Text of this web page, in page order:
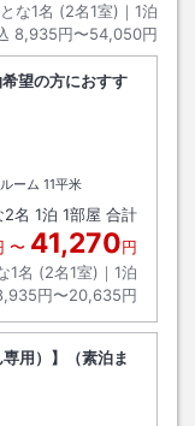
な1名 (2名1室)｜ 1泊
8,935円〜54,050円
希望の方におすす
ーム 11平米
2名 1泊 1部屋 合計
〜 41,270円
1名 (2名1室)｜ 1泊
円〜20,635円
用）】（素泊ま